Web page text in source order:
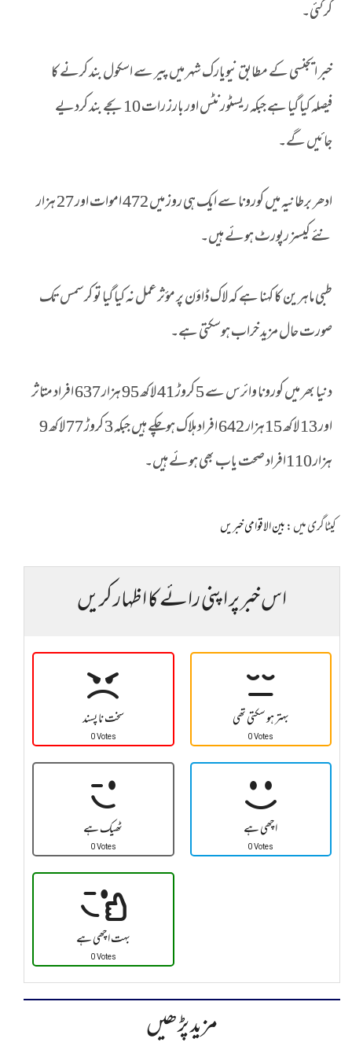
کرگئی۔
خبر ایجنسی کے مطابق نیویارک شہر میں پیر سے اسکول بند کرنے کا
فیصلہ کیا گیا ہے جبکہ ریسٹورنٹس اور بارز رات 10 بجے بند کردیے
جائیں گے۔
ادھر برطانیہ میں کورونا سے ایک ہی روز میں 472 اموات اور 27 ہزار
نئے کیسز رپورٹ ہوئے ہیں۔
طبی ماہرین کا کہنا ہے کہ لاک ڈاؤن پر مؤثر عمل نہ کیا گیا تو کرسمس تک
صورت حال مزید خراب ہوسکتی ہے۔
دنیا بھر میں کورونا وائرس سے 5 کروڑ 41 لاکھ 95 ہزار 637 افراد متاثر
اور 13 لاکھ 15ہزار 642 افراد ہلاک ہوچکے ہیں جبکہ 3 کروڑ 77 لاکھ 9
ہزار 110افراد صحت یاب بھی ہوئے ہیں۔
کیٹاگری میں :بین الاقوامی خبریں
اس خبر پر اپنی رائے کا اظہار کریں
سخت نا پسند
0 Votes
بہتر ہو سکتی تھی
0 Votes
ٹھیک ہے
0 Votes
اچھی ہے
0 Votes
بہت اچھی ہے
0 Votes
مزید پڑھیں